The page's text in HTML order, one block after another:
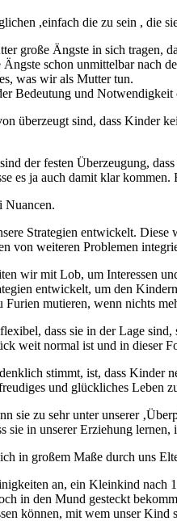
,einfach die zu sein , die
große Ängste in sich tragen,
schon unmittelbar nach
was wir als Mutter tun.
Bedeutung und
überzeugt sind, dass Kinder
der festen Überzeugung,
es ja auch damit klar
Nuancen.
Strategien entwickelt.
von weiteren Problemen
wir mit Lob, um Interessen
entwickelt, um den
mutieren, wenn nichts
dass sie in der Lage
weit normal ist und in dieser
stimmt, ist, dass Kinder
und glückliches Leben
sie zu sehr unter unserer
sie in unserer Erziehung
in großem Maße durch uns
an, ein Kleinkind nach
in den Mund gesteckt
können, mit wem unser